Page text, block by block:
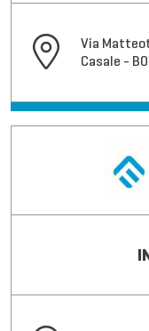
Via
Casale - BO